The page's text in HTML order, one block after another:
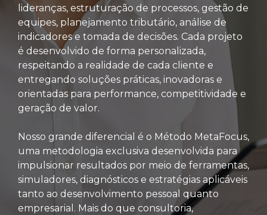
lideranças, estruturação de processos, gestão de
equipes, planejamento tributário, análise de
indicadores e tomada de decisões. Cada projeto
é desenvolvido de forma personalizada,
respeitando a realidade de cada cliente e
entregando soluções práticas, inovadoras e
orientadas para performance, competitividade e
geração de valor.
Nosso grande diferencial é o Método MetaFocus,
uma metodologia exclusiva desenvolvida para
impulsionar resultados por meio de ferramentas,
simuladores, diagnósticos e estratégias aplicáveis
tanto ao desenvolvimento pessoal quanto
empresarial. Mais do que consultoria,